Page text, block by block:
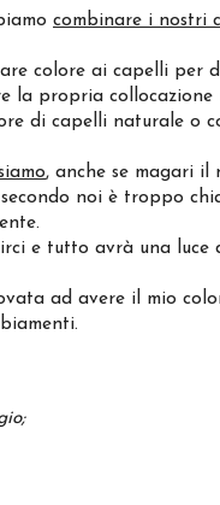
combinare i nostri
colore ai capelli per
la propria collocazione
di capelli naturale o
, anche se magari il
noi è troppo
e tutto avrà una luce
ad avere il mio